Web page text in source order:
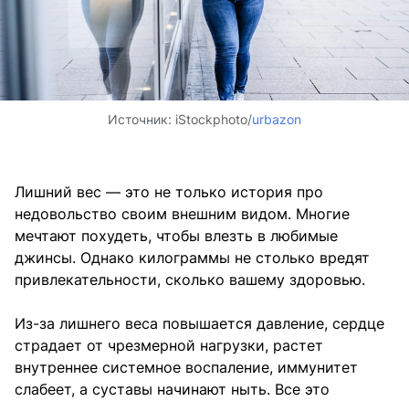
Источник: iStockphoto/urbazon
Лишний вес — это не только история про
недовольство своим внешним видом. Многие
мечтают похудеть, чтобы влезть в любимые
джинсы. Однако килограммы не столько вредят
привлекательности, сколько вашему здоровью.
Из-за лишнего веса повышается давление, сердце
страдает от чрезмерной нагрузки, растет
внутреннее системное воспаление, иммунитет
слабеет, а суставы начинают ныть. Все это